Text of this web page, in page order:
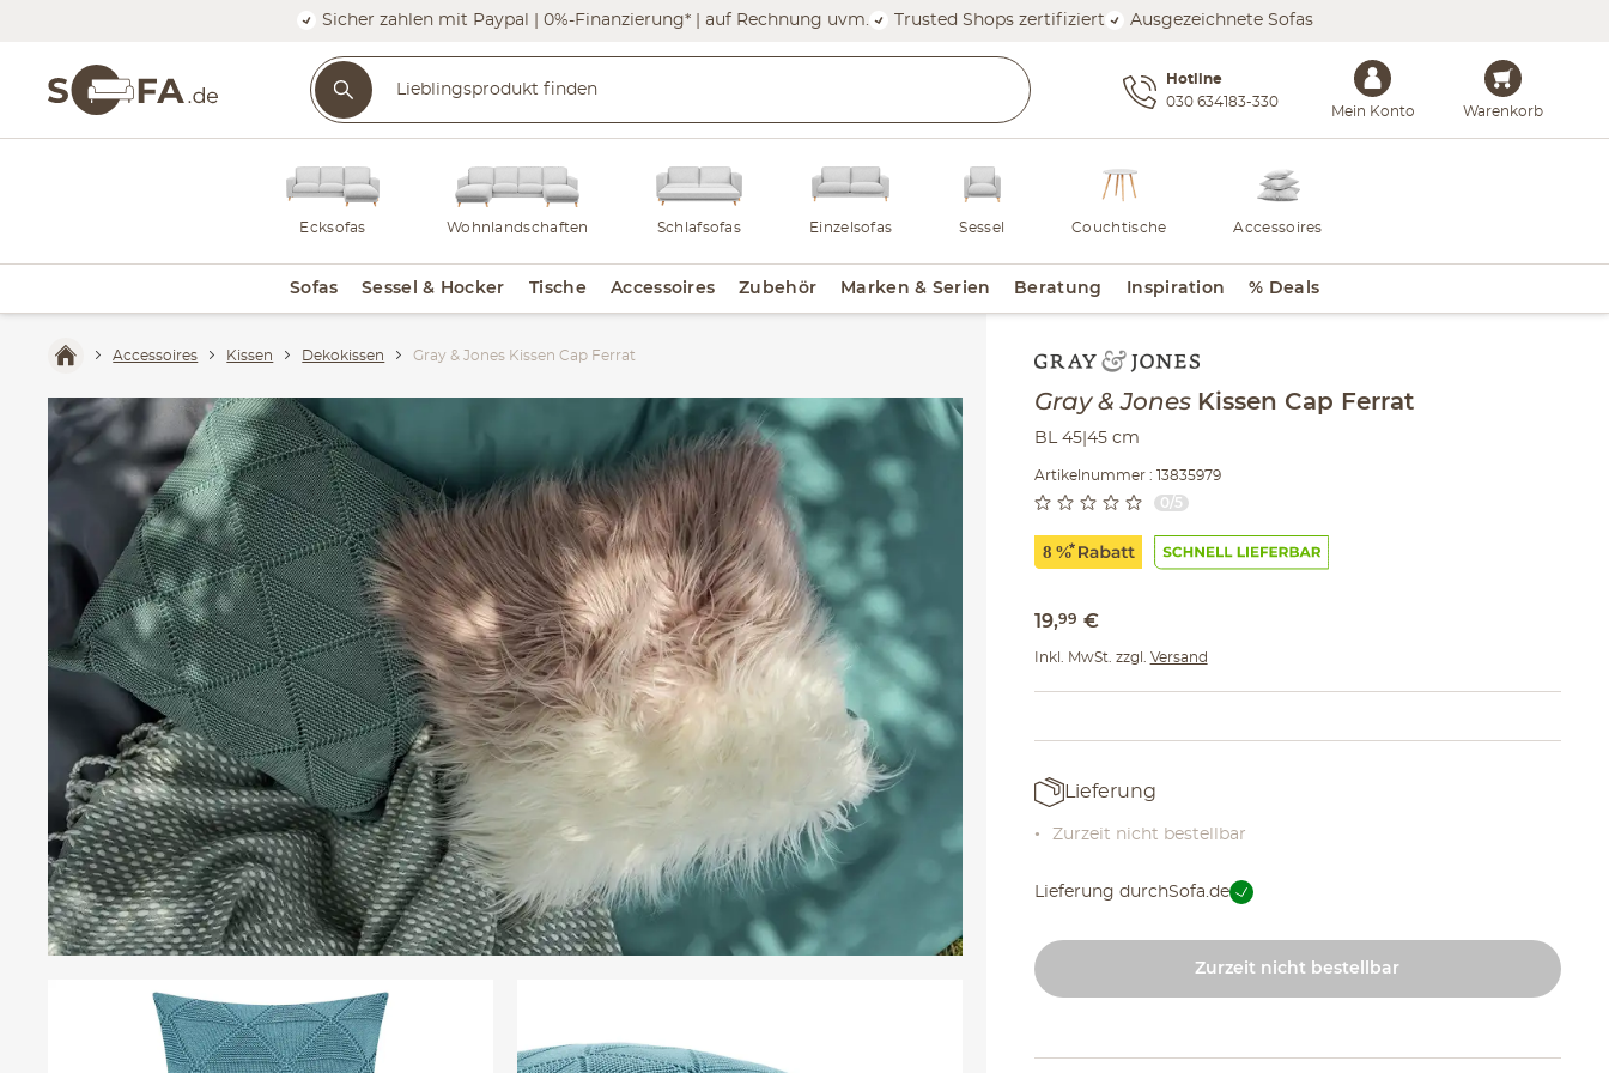
Sicher zahlen mit Paypal | 0%-Finanzierung* | auf Rechnung uvm. Trusted Shops zertifiziert Ausgezeichnete Sofas
Hotline
030 634183-330
Mein Konto Warenkorb
Ecksofas Wohnlandschaften Schlafsofas Einzelsofas Sessel Couchtische Accessoires
Sofas Sessel & Hocker Tische Accessoires Zubehör Marken & Serien Beratung Inspiration % Deals
Accessoires Kissen Dekokissen Gray & Jones Kissen Cap Ferrat Inhalt der Seitenleiste überspringen - Zum Seitenende
Gray & Jones Kissen Cap Ferrat
BL 45|45 cm
Artikelnummer : 13835979
0/5
19,99 €
Inkl. MwSt. zzgl. Versand
Lieferung
Zurzeit nicht bestellbar
Lieferung durchSofa.de
Zurzeit nicht bestellbar